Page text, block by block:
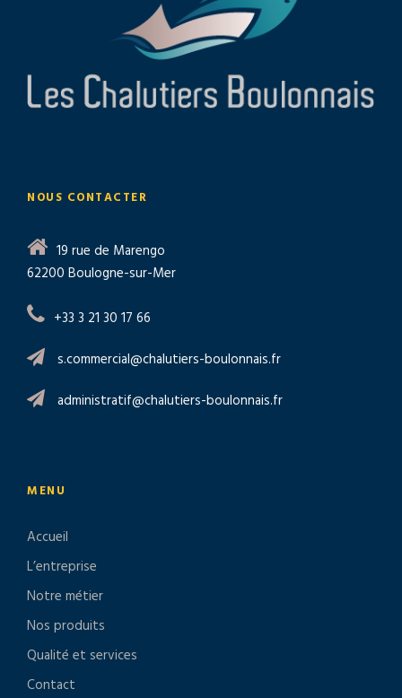
NOUS CONTACTER
19 rue de Marengo
62200 Boulogne-sur-Mer
+33 3 21 30 17 66
s.commercial@chalutiers-boulonnais.fr
administratif@chalutiers-boulonnais.fr
MENU
Accueil
L’entreprise
Notre métier
Nos produits
Qualité et services
Contact